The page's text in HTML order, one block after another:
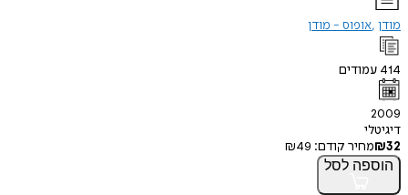
מודן אופוס - מודן
414 עמודים
2009
דיגיטלי
₪32 מחיר קודם: ₪49
הוספה לסל